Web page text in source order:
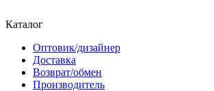
Каталог
Оптовик/дизайнер
Доставка
Возврат/обмен
Производитель